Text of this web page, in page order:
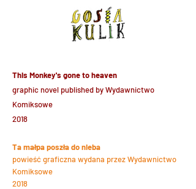
This Monkey's gone to heaven
graphic novel published by Wydawnictwo
Komiksowe
2018
Ta małpa poszła do nieba
powieść graficzna wydana przez Wydawnictwo
Komiksowe
2018